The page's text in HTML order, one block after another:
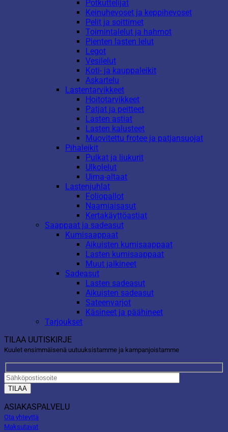
Potkuttelijat
Keinuhevoset ja keppihevoset
Pelit ja soittimet
Toimintalelut ja hahmot
Pienten lasten lelut
Legot
Vesilelut
Koti- ja kauppaleikit
Askartelu
Lastentarvikkeet
Hoitotarvikkeet
Patjat ja peitteet
Lasten astiat
Lasten kalusteet
Muovitettu frotee ja patjansuojat
Pihaleikit
Pulkat ja liukurit
Ulkolelut
Uima-altaat
Lastenjuhlat
Foliopallot
Naamiaisasut
Kertakäyttöastiat
Saappaat ja sadeasut
Kumisaappaat
Aikuisten kumisaappaat
Lasten kumisaappaat
Muut jalkineet
Sadeasut
Lasten sadeasut
Aikuisten sadeasut
Sateenvarjot
Käsineet ja päähineet
Tarjoukset
TILAA UUTISKIRJE
Kuulet ensimmäisenä uutuuksistamme ja kampanjoistamme
ASIAKASPALVELU
Ota yhteyttä
Maksutavat